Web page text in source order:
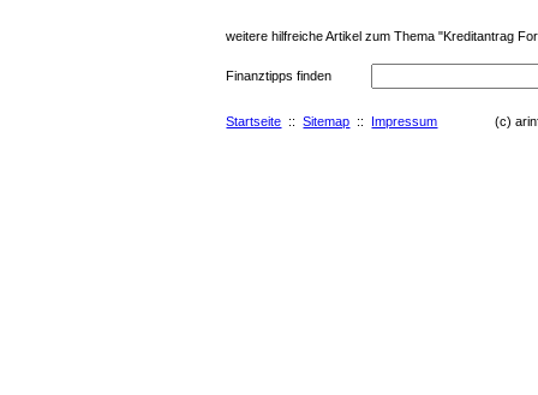
weitere hilfreiche Artikel zum Thema "Kreditantrag
Finanztipps finden
Startseite ::Sitemap :: Impressum (c)